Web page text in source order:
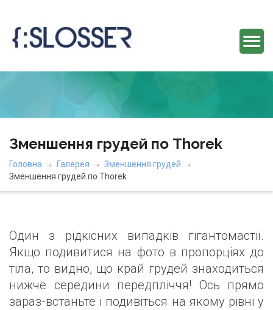
Зменшення грудей по Thorek
Головна Галерея
Зменшення грудей
Зменшення грудей по Thorek
Один з рідкісних випадків гігантомастії.
Якщо подивитися на фото в пропорціях до
тіла, то видно, що край грудей знаходиться
нижче середини передпліччя! Ось прямо
зараз-встаньте і подивіться на якому рівні у